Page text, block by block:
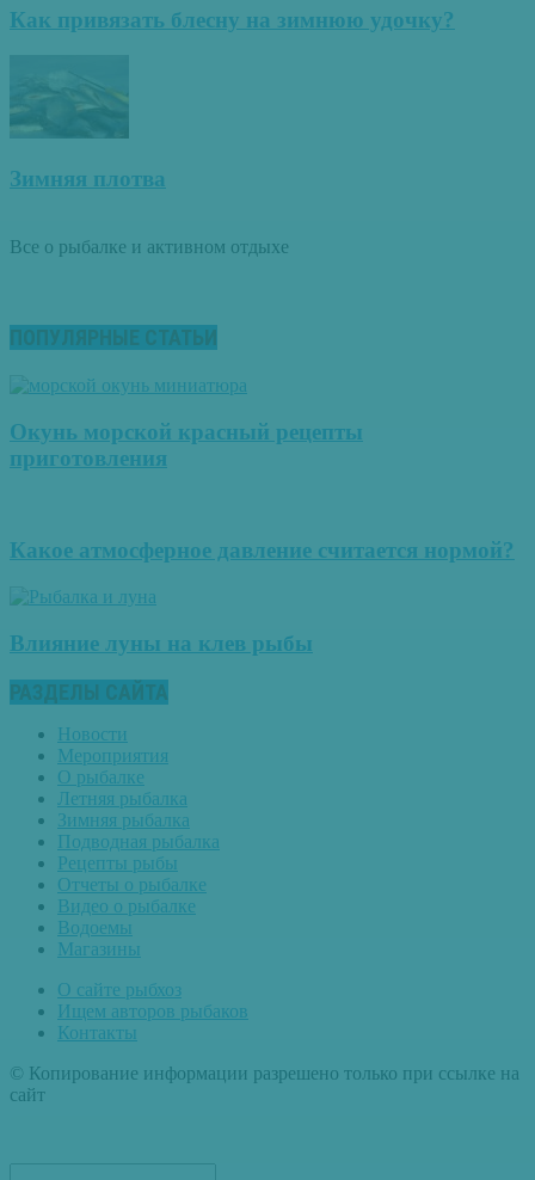
Как привязать блесну на зимнюю удочку?
Зимняя плотва
Все о рыбалке и активном отдыхе
ПОПУЛЯРНЫЕ СТАТЬИ
Окунь морской красный рецепты
приготовления
Какое атмосферное давление считается нормой?
Влияние луны на клев рыбы
РАЗДЕЛЫ САЙТА
Новости
Мероприятия
О рыбалке
Летняя рыбалка
Зимняя рыбалка
Подводная рыбалка
Рецепты рыбы
Отчеты о рыбалке
Видео о рыбалке
Водоемы
Магазины
О сайте рыбхоз
Ищем авторов рыбаков
Контакты
© Копирование информации разрешено только при ссылке на
сайт